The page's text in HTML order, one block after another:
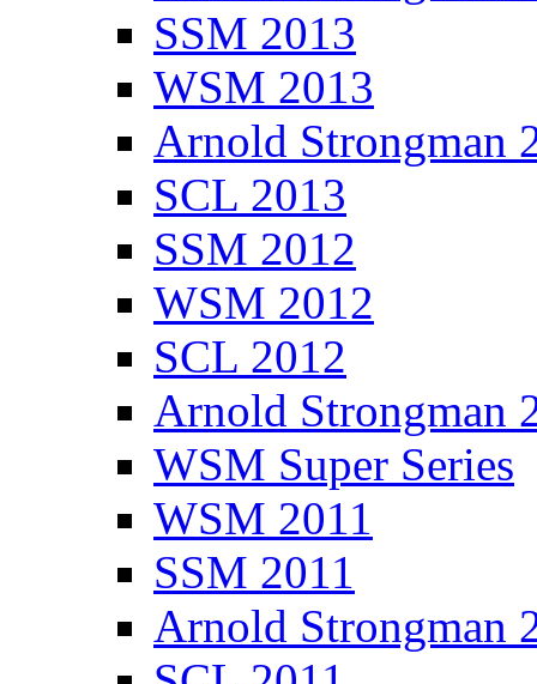
SSM 2013
WSM 2013
Arnold Strongman
SCL 2013
SSM 2012
WSM 2012
SCL 2012
Arnold Strongman
WSM Super Series
WSM 2011
SSM 2011
Arnold Strongman